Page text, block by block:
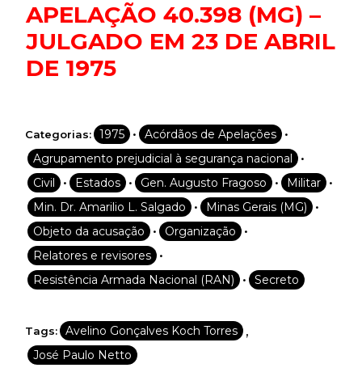
APELAÇÃO 40.398 (MG) –
JULGADO EM 23 DE ABRIL
DE 1975
Categorias: 1975 • Acórdãos de Apelações •
Agrupamento prejudicial à segurança nacional •
Civil • Estados • Gen. Augusto Fragoso • Militar •
Min. Dr. Amarilio L. Salgado • Minas Gerais (MG) •
Objeto da acusação • Organização •
Relatores e revisores •
Resistência Armada Nacional (RAN) • Secreto
Tags: Avelino Gonçalves Koch Torres ,
José Paulo Netto